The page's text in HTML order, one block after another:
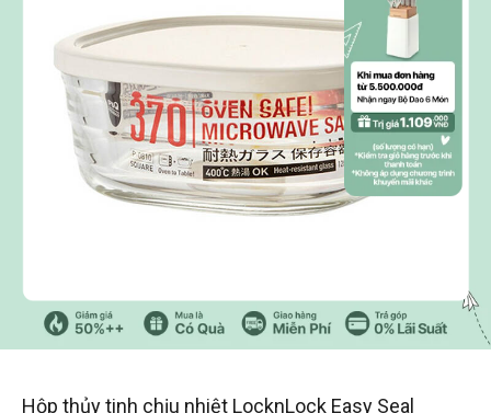
/2
Hộp thủy tinh chịu nhiệt LocknLock Easy Seal